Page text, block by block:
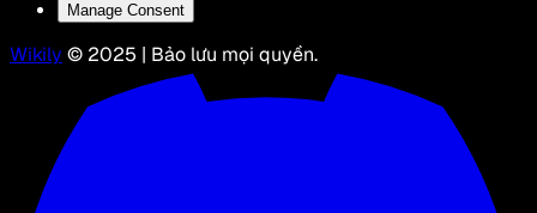
Manage Consent
Wikily © 2025 | Bảo lưu mọi quyền.